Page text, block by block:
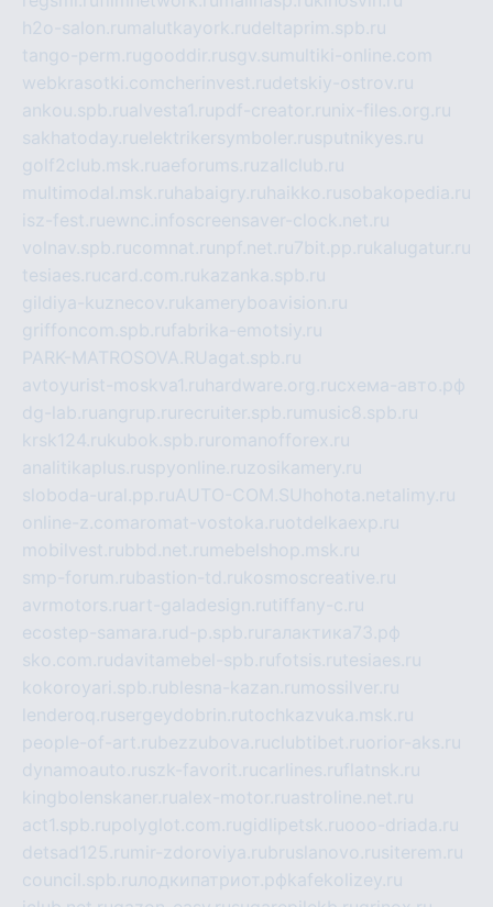
h2o-salon.ru malutkayork.rudeltaprim.spb.ru
tango-perm.rugooddir.rusgv.su multiki-online.com
webkrasotki.comcherinvest.rudetskiy-ostrov.ru
ankou.spb.rualvesta1.rupdf-creator.ru nix-files.org.ru
sakhatoday.ruelektrikersymboler.rusputnikyes.ru
golf2club.msk.ruaeforums.ruzallclub.ru
multimodal.msk.ru habaigry.ru haikko.rusobakopedia.ru
isz-fest.ruewnc.infoscreensaver-clock.net.ru
volnav.spb.rucomnat.ru npf.net.ru7bit.pp.rukalugatur.ru
tesiaes.rucard.com.rukazanka.spb.ru
gildiya-kuznecov.rukameryboavision.ru
griffoncom.spb.rufabrika-emotsiy.ru
PARK-MATROSOVA.RUagat.spb.ru
avtoyurist-moskva1.ru hardware.org.ruсхема-авто.рф
dg-lab.ruangrup.ru recruiter.spb.ru music8.spb.ru
krsk124.rukubok.spb.ru romanofforex.ru
analitikaplus.ruspyonline.ruzosikamery.ru
sloboda-ural.pp.ruAUTO-COM.SU hohota.netalimy.ru
online-z.comaromat-vostoka.ruotdelkaexp.ru
mobilvest.rubbd.net.ru mebelshop.msk.ru
smp-forum.rubastion-td.rukosmoscreative.ru
avrmotors.ruart-galadesign.rutiffany-c.ru
ecostep-samara.rud-p.spb.ru галактика73.рф
sko.com.rudavitamebel-spb.rufotsis.rutesiaes.ru
kokoroyari.spb.rublesna-kazan.ru mossilver.ru
lenderoq.rusergeydobrin.rutochkazvuka.msk.ru
people-of-art.rubezzubova.ruclubtibet.ruorior-aks.ru
dynamoauto.ruszk-favorit.rucarlines.ruflatnsk.ru
kingbolenskaner.rualex-motor.ruastroline.net.ru
act1.spb.rupolyglot.com.rugidlipetsk.ruooo-driada.ru
detsad125.ru mir-zdoroviya.rubruslanovo.rusiterem.ru
council.spb.ruлодкипатриот.рфkafekolizey.ru